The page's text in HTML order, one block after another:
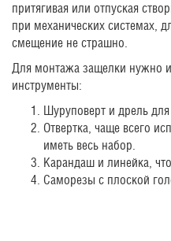
притягивая или отпуская
при механических системах,
смещение не страшно.
Для монтажа защелки нужно
инструменты:
Шуруповерт и дрель
Отвертка, чаще всего
иметь весь набор.
Карандаш и линейка,
Саморезы с плоской